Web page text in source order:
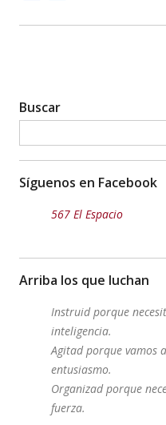
Buscar
Síguenos en Facebook
567 El Espacio
Arriba los que luchan
Instruid porque
inteligencia.
Agitad porque vamos
entusiasmo.
Organizad porque
fuerza.